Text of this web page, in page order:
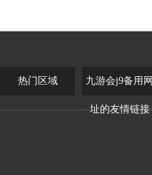
热门区域 九游会j9备用网
址的友情链接